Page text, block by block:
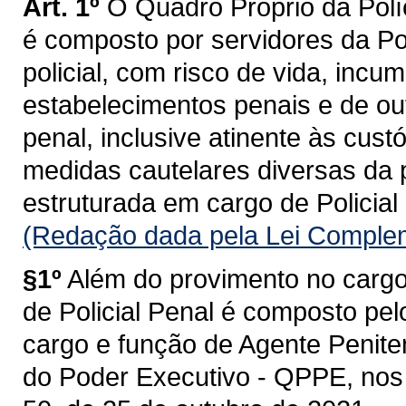
Art. 1º O Quadro Próprio da
é composto por servidores da
policial, com risco de vida,
estabelecimentos penais e de
penal, inclusive atinente às
medidas cautelares diversas
estruturada em cargo de
(Redação dada pela Lei
§1º Além do provimento no
de Policial Penal é composto
cargo e função de Agente
do Poder Executivo - QPPE,